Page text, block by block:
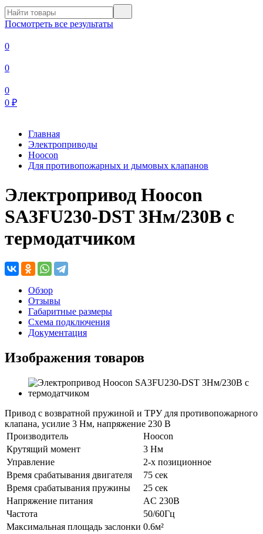
Посмотреть все результаты
0
0
0
0 ₽
Главная
Электроприводы
Hoocon
Для противопожарных и дымовых клапанов
Электропривод Hoocon
SA3FU230-DST 3Нм/230В с
термодатчиком
Обзор
Отзывы
Габаритные размеры
Схема подключения
Документация
Изображения товаров
Привод с возвратной пружиной и ТРУ для противопожарного
клапана, усилие 3 Нм, напряжение 230 В
Производитель
Hoocon
Крутящий момент
3 Нм
Управление
2-х позиционное
Время срабатывания двигателя
75 сек
Время срабатывания пружины
25 сек
Напряжение питания
AC 230В
Частота
50/60Гц
Максимальная площадь заслонки 0.6м²